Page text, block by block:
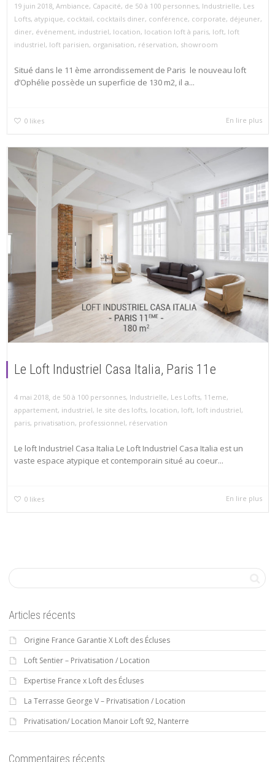
19 juin 2018, Ambiance, Capacité, de 50 à 100 personnes, Industrielle, Les
Lofts, atypique, cocktail, cocktails diner, conférence, corporate, déjeuner,
diner, événement, industriel, location, location loft à paris, loft, loft
industriel, loft parisien, organisation, réservation, showroom
Situé dans le 11 ème arrondissement de Paris le nouveau loft
d’Ophélie possède un superficie de 130 m2, il a...
0 likes En lire plus
Le Loft Industriel Casa Italia, Paris 11e
4 mai 2018, de 50 à 100 personnes, Industrielle, Les Lofts, 11eme,
appartement, industriel, le site des lofts, location, loft, loft industriel,
paris, privatisation, professionnel, réservation
Le loft Industriel Casa Italia Le Loft Industriel Casa Italia est un
vaste espace atypique et contemporain situé au coeur...
0 likes En lire plus
Articles récents
Origine France Garantie X Loft des Écluses
Loft Sentier – Privatisation / Location
Expertise France x Loft des Écluses
La Terrasse George V – Privatisation / Location
Privatisation/ Location Manoir Loft 92, Nanterre
Commentaires récents